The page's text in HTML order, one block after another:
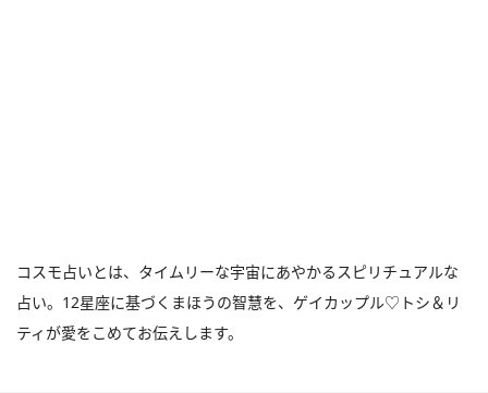
コスモ占いとは、タイムリーな宇宙にあやかるスピリチュアルな
占い。12星座に基づくまほうの智慧を、ゲイカップル♡トシ＆リ
ティが愛をこめてお伝えします。